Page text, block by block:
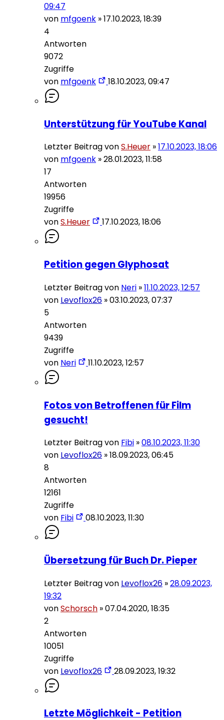
09:47
von mfgoenk »17.10.2023, 18:39
4
Antworten
9072
Zugriffe
von mfgoenk 18.10.2023, 09:47
Unterstützung für YouTube Kanal
Letzter Beitrag vonS.Heuer »17.10.2023, 18:06
von mfgoenk »28.01.2023, 11:58
17
Antworten
19956
Zugriffe
vonS.Heuer 17.10.2023, 18:06
Petition gegen Glyphosat
Letzter Beitrag von Neri »11.10.2023, 12:57
von Levoflox26 »03.10.2023, 07:37
5
Antworten
9439
Zugriffe
von Neri 11.10.2023, 12:57
Fotos von Betroffenen für Film
gesucht!
Letzter Beitrag von Fibi »08.10.2023, 11:30
von Levoflox26 »18.09.2023, 06:45
8
Antworten
12161
Zugriffe
von Fibi 08.10.2023, 11:30
Übersetzung für Buch Dr. Pieper
Letzter Beitrag von Levoflox26 »28.09.2023,
19:32
vonSchorsch »07.04.2020, 18:35
2
Antworten
10051
Zugriffe
von Levoflox26 28.09.2023, 19:32
Letzte Möglichkeit - Petition